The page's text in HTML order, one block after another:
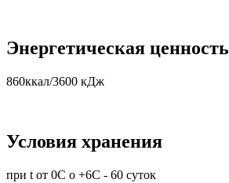
Энергетическая ценность
860ккал/3600 кДж
Условия хранения
при t от 0С о +6С - 60 суток